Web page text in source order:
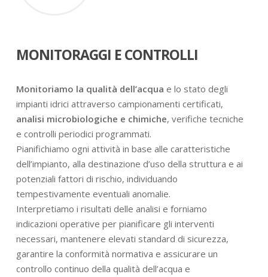
MONITORAGGI E CONTROLLI
Monitoriamo la qualità dell’acqua e lo stato degli
impianti idrici attraverso campionamenti certificati,
analisi microbiologiche e chimiche, verifiche tecniche
e controlli periodici programmati.
Pianifichiamo ogni attività in base alle caratteristiche
dell’impianto, alla destinazione d’uso della struttura e ai
potenziali fattori di rischio, individuando
tempestivamente eventuali anomalie.
Interpretiamo i risultati delle analisi e forniamo
indicazioni operative per pianificare gli interventi
necessari, mantenere elevati standard di sicurezza,
garantire la conformità normativa e assicurare un
controllo continuo della qualità dell’acqua e